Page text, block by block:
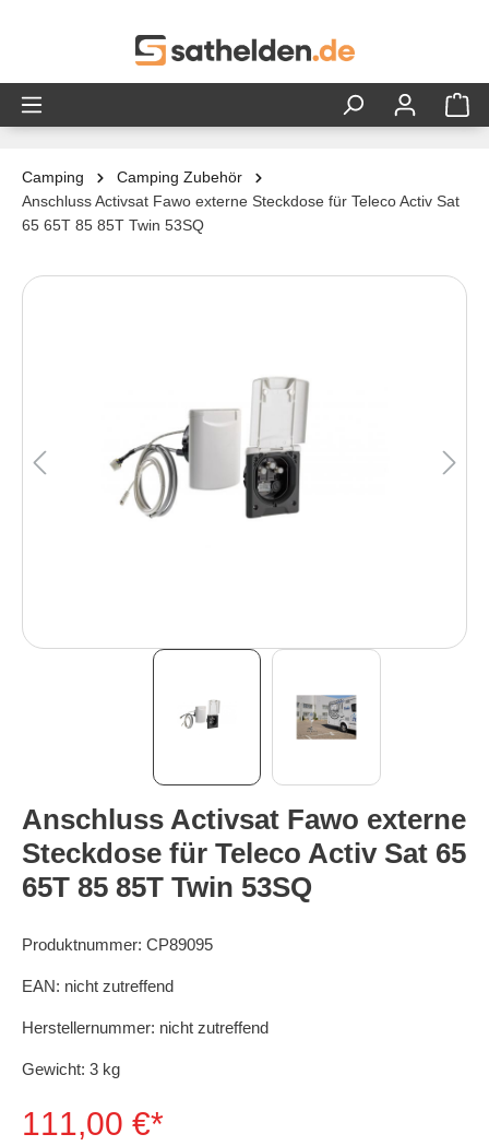
Camping
Camping Zubehör
Anschluss Activsat Fawo externe Steckdose für Teleco Activ Sat
65 65T 85 85T Twin 53SQ
Bildergalerie überspringen
Anschluss Activsat Fawo externe
Steckdose für Teleco Activ Sat 65
65T 85 85T Twin 53SQ
Produktnummer: CP89095
EAN: nicht zutreffend
Herstellernummer: nicht zutreffend
Gewicht: 3 kg
111,00 €*